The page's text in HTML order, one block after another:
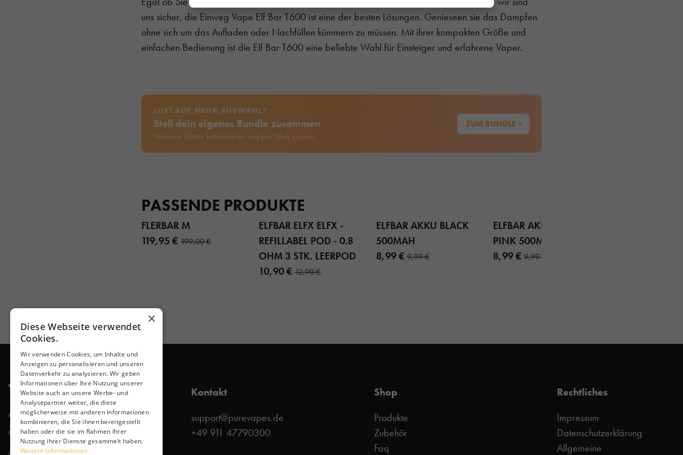
uns sicher, die Einweg Vape Elf Bar T600 ist eine der besten Lösungen. Genieseen sie das Dampfen
ohne sich um das Aufladen oder Nachfüllen kümmern zu müssen. Mit ihrer kompakten Größe und
einfachen Bedienung ist die Elf Bar T600 eine beliebte Wahl für Einsteiger und erfahrene Vaper.
LUST AUF MEHR AUSWAHL?
Stell dein eigenes Bundle zusammen
Mehrere Sorten kombinieren und pro Stück sparen.
ZUM BUNDLE
PASSENDE PRODUKTE
FLERBAR M
119,95 €199,00 €
ELFBAR ELFX ELFX -
REFILLABEL POD - 0.8
OHM 3 STK. LEERPOD
10,90 € 12,90 €
ELFBAR AKKU BLACK
500MAH
8,99 €9,99 €
ELFBAR AKKU AURORA
PINK 500MAH
8,99 €9,99 €
Allersbergerstraße 185 / C1
90461 Nürnberg
Kontakt
support@purevapes.de
+49 911 47790300
Shop
Produkte
Zubehör
Faq
Rechtliches
Impressum
Datenschutzerklärung
Allgemeine
×
Diese Webseite verwendet
Cookies.
Wir verwenden Cookies, um Inhalte und
Anzeigen zu personalisieren und unseren
Datenverkehr zu analysieren. Wir geben
Informationen über Ihre Nutzung unserer
Website auch an unsere Werbe- und
Analysepartner weiter, die diese
möglicherweise mit anderen Informationen
kombinieren, die Sie ihnen bereitgestellt
haben oder die sie im Rahmen Ihrer
Nutzung ihrer Dienste gesammelt haben.
Weitere Informationen